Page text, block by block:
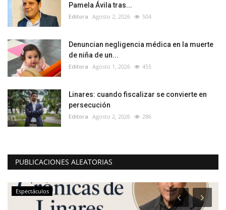
Pamela Ávila tras...
Editora Agosto 2, 2026 504
Denuncian negligencia médica en la muerte
de niña de un...
Editora Agosto 1, 2026 455
Linares: cuando fiscalizar se convierte en
persecución
Editora Agosto 2, 2026 286
PUBLICACIONES ALEATORIAS
Espectáculos